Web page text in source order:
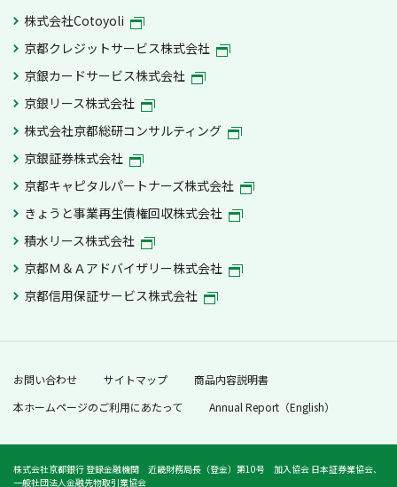
株式会社Cotoyoli
京都クレジットサービス株式会社
京銀カードサービス株式会社
京銀リース株式会社
株式会社京都総研コンサルティング
京銀証券株式会社
京都キャピタルパートナーズ株式会社
きょうと事業再生債権回収株式会社
積水リース株式会社
京都Ｍ＆Ａアドバイザリー株式会社
京都信用保証サービス株式会社
お問い合わせ サイトマップ
商品内容説明書
本ホームページのご利用にあたって
Annual Report（English）
株式会社京都銀行 登録金融機関 近畿財務局長（登金）第10号 加入協会 日本証券業協会、
一般社団法人金融先物取引業協会